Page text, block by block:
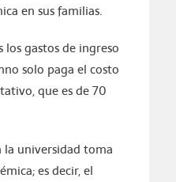
en sus familias.
los gastos de ingreso
solo paga el costo
que es de 70
la universidad toma
es decir, el